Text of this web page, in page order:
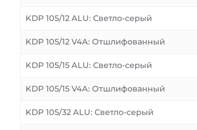
KDP 105/12 ALU: Светло-серый
KDP 105/12 V4A: Отшлифованный
KDP 105/15 ALU: Светло-серый
KDP 105/15 V4A: Отшлифованный
KDP 105/32 ALU: Светло-серый